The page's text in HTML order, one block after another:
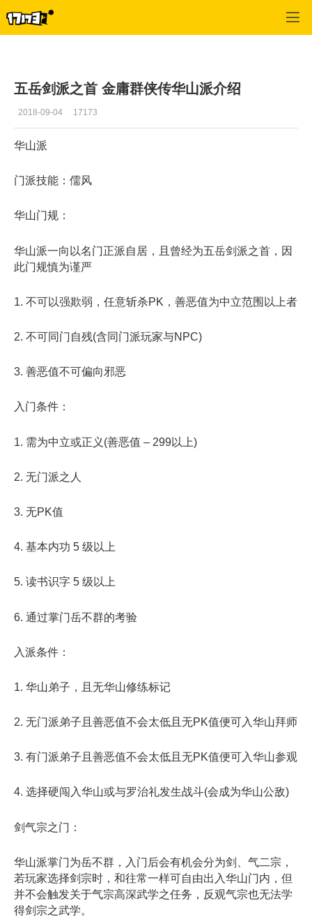
五岳剑派之首 金庸群侠传华山派介绍
2018-09-04 17173
华山派
门派技能：儒风
华山门规：
华山派一向以名门正派自居，且曾经为五岳剑派之首，因
此门规慎为谨严
1. 不可以强欺弱，任意斩杀PK，善恶值为中立范围以上者
2. 不可同门自残(含同门派玩家与NPC)
3. 善恶值不可偏向邪恶
入门条件：
1. 需为中立或正义(善恶值 – 299以上)
2. 无门派之人
3. 无PK值
4. 基本内功 5 级以上
5. 读书识字 5 级以上
6. 通过掌门岳不群的考验
入派条件：
1. 华山弟子，且无华山修练标记
2. 无门派弟子且善恶值不会太低且无PK值便可入华山拜师
3. 有门派弟子且善恶值不会太低且无PK值便可入华山参观
4. 选择硬闯入华山或与罗治礼发生战斗(会成为华山公敌)
剑气宗之门：
华山派掌门为岳不群，入门后会有机会分为剑、气二宗，
若玩家选择剑宗时，和往常一样可自由出入华山门内，但
并不会触发关于气宗高深武学之任务，反观气宗也无法学
得剑宗之武学。